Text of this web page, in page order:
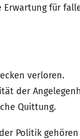
für
verloren.
der
Quittung.
Politik gehören